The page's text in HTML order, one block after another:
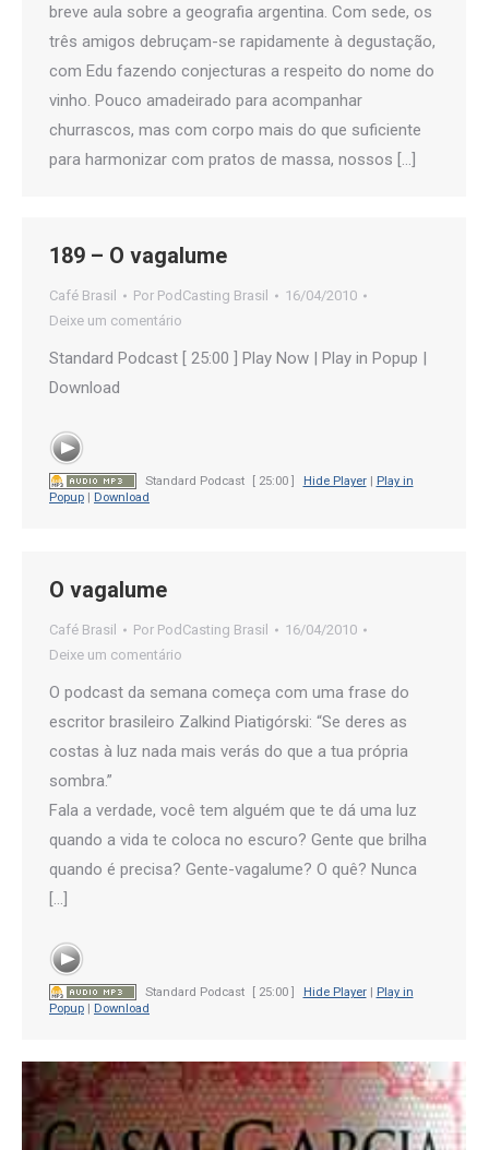
breve aula sobre a geografia argentina. Com sede, os
três amigos debruçam-se rapidamente à degustação,
com Edu fazendo conjecturas a respeito do nome do
vinho. Pouco amadeirado para acompanhar
churrascos, mas com corpo mais do que suficiente
para harmonizar com pratos de massa, nossos […]
189 – O vagalume
Café Brasil Por PodCasting Brasil
16/04/2010
Deixe um comentário
Standard Podcast [ 25:00 ] Play Now | Play in Popup |
Download
Standard Podcast [ 25:00 ] Hide Player| Play in
Popup
Download
O vagalume
Café Brasil Por PodCasting Brasil
16/04/2010
Deixe um comentário
O podcast da semana começa com uma frase do
escritor brasileiro Zalkind Piatigórski: “Se deres as
costas à luz nada mais verás do que a tua própria
sombra.”
Fala a verdade, você tem alguém que te dá uma luz
quando a vida te coloca no escuro? Gente que brilha
quando é precisa? Gente-vagalume? O quê? Nunca
[…]
Standard Podcast [ 25:00 ] Hide Player| Play in
Popup
Download